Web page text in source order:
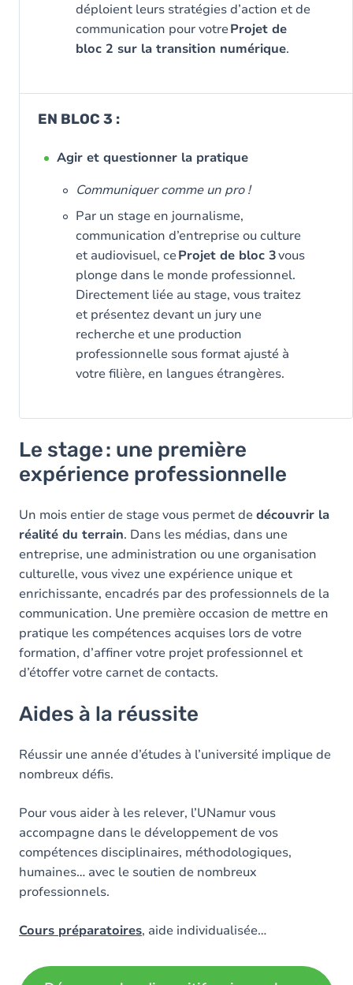
déploient leurs stratégies d’action et de
communication pour votreProjet de
bloc 2 sur la transition numérique.
EN BLOC 3 :
Agir et questionner la pratique
Communiquer comme un pro !
Par un stage en journalisme,
communication d’entreprise ou culture
et audiovisuel, ceProjet de bloc 3vous
plonge dans le monde professionnel.
Directement liée au stage, vous traitez
et présentez devant un jury une
recherche et une production
professionnelle sous format ajusté à
votre filière, en langues étrangères.
Le stage : une première
expérience professionnelle
Un mois entier de stage vous permet dedécouvrir la
réalité du terrain. Dans les médias, dans une
entreprise, une administration ou une organisation
culturelle, vous vivez une expérience unique et
enrichissante, encadrés par des professionnels de la
communication. Une première occasion de mettre en
pratique les compétences acquises lors de votre
formation, d’affiner votre projet professionnel et
d’étoffer votre carnet de contacts.
Aides à la réussite
Réussir une année d’études à l’université implique de
nombreux défis.
Pour vous aider à les relever, l’UNamur vous
accompagne dans le développement de vos
compétences disciplinaires, méthodologiques,
humaines… avec le soutien de nombreux
professionnels.
Cours préparatoires, aide individualisée…